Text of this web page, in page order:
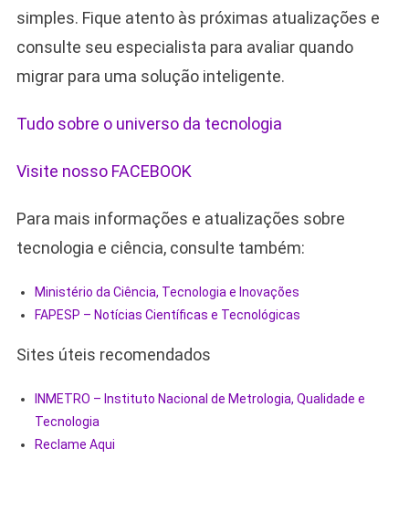
simples. Fique atento às próximas atualizações e
consulte seu especialista para avaliar quando
migrar para uma solução inteligente.
Tudo sobre o universo da tecnologia
Visite nosso FACEBOOK
Para mais informações e atualizações sobre
tecnologia e ciência, consulte também:
Ministério da Ciência, Tecnologia e Inovações
FAPESP – Notícias Científicas e Tecnológicas
Sites úteis recomendados
INMETRO – Instituto Nacional de Metrologia, Qualidade e
Tecnologia
Reclame Aqui